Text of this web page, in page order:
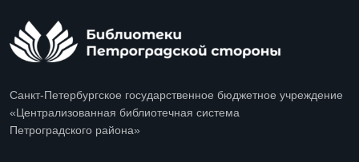
Санкт-Петербургское государственное бюджетное учреждение
«Централизованная библиотечная система
Петроградского района»